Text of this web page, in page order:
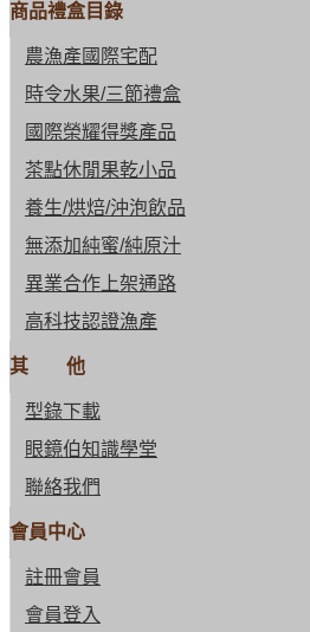
商品禮盒目錄
農漁產國際宅配
時令水果/三節禮盒
國際榮耀得獎產品
茶點休閒果乾小品
養生/烘焙/沖泡飲品
無添加純蜜/純原汁
異業合作上架通路
高科技認證漁產
其 他
型錄下載
眼鏡伯知識學堂
聯絡我們
會員中心
註冊會員
會員登入